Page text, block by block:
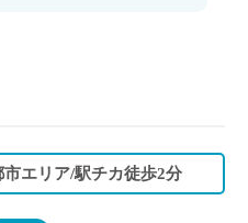
エリア/駅チカ徒歩2分